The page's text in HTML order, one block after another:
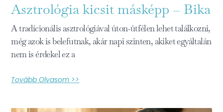
Asztrológia kicsit másképp – Bika
A tradícionális asztrológiával úton-útfélen lehet találkozni,
még azok is belefutnak, akár napi szinten, akiket egyáltalán
nem is érdekel ez a
Tovább Olvasom >>